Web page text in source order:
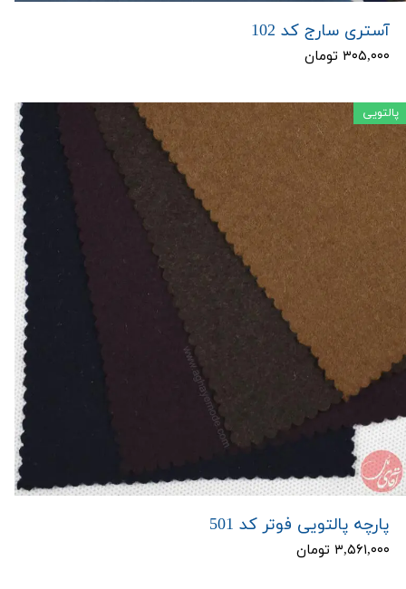
آستری سارج کد 102
۳۰۵,۰۰۰ تومان
پارچه پالتویی فوتر کد 501
۳,۵۶۱,۰۰۰ تومان
پالتویی